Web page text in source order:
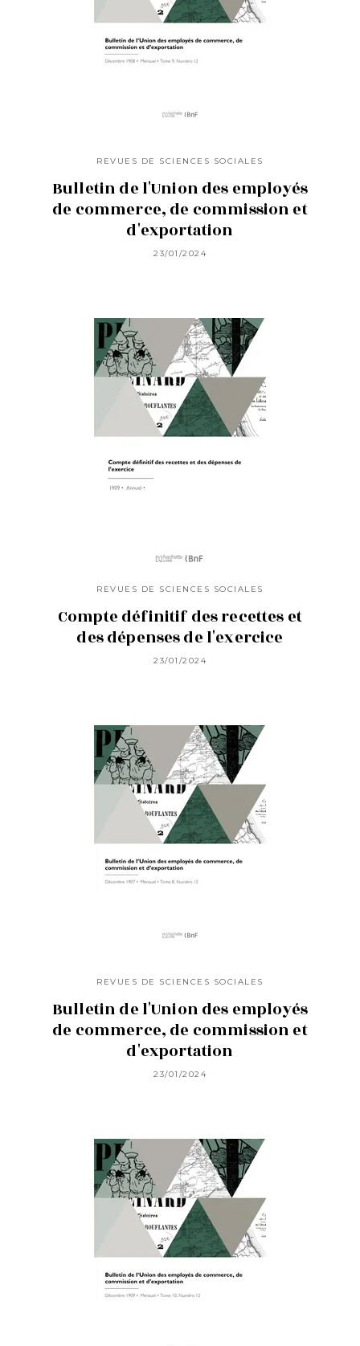
REVUES DE SCIENCES SOCIALES
Bulletin de l'Union des employés
de commerce, de commission et
d'exportation
23/01/2024
REVUES DE SCIENCES SOCIALES
Compte définitif des recettes et
des dépenses de l'exercice
23/01/2024
REVUES DE SCIENCES SOCIALES
Bulletin de l'Union des employés
de commerce, de commission et
d'exportation
23/01/2024